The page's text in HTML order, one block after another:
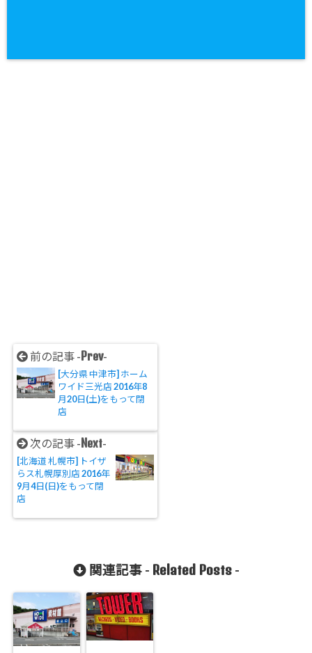
前の記事 -Prev-
[大分県 中津市] ホーム
ワイド三光店 2016年8
月20日(土)をもって閉
店
次の記事 -Next-
[北海道 札幌市] トイザ
らス札幌厚別店 2016年
9月4日(日)をもって閉
店
関連記事 - Related Posts-